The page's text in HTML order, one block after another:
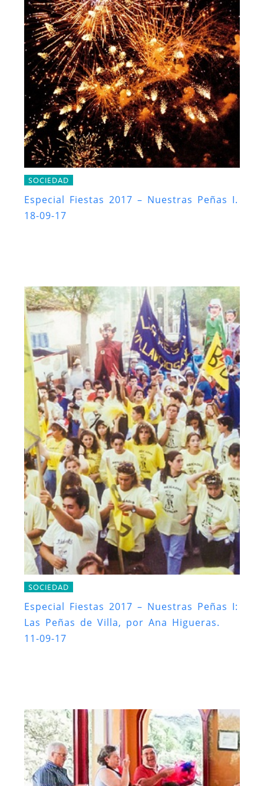
SOCIEDAD
Especial Fiestas 2017 – Nuestras Peñas I.
18-09-17
SOCIEDAD
Especial Fiestas 2017 – Nuestras Peñas I:
Las Peñas de Villa, por Ana Higueras.
11-09-17